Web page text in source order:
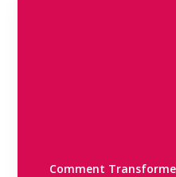
Comment